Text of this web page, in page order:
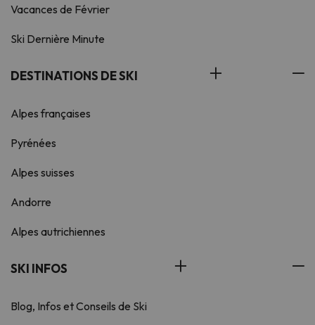
Vacances de Février
Ski Dernière Minute
DESTINATIONS DE SKI
Alpes françaises
Pyrénées
Alpes suisses
Andorre
Alpes autrichiennes
SKI INFOS
Blog, Infos et Conseils de Ski